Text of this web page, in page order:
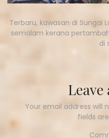
Terbaru, kawasan di Sungai
semalam kerana
di
Leave
Your email address will
fields